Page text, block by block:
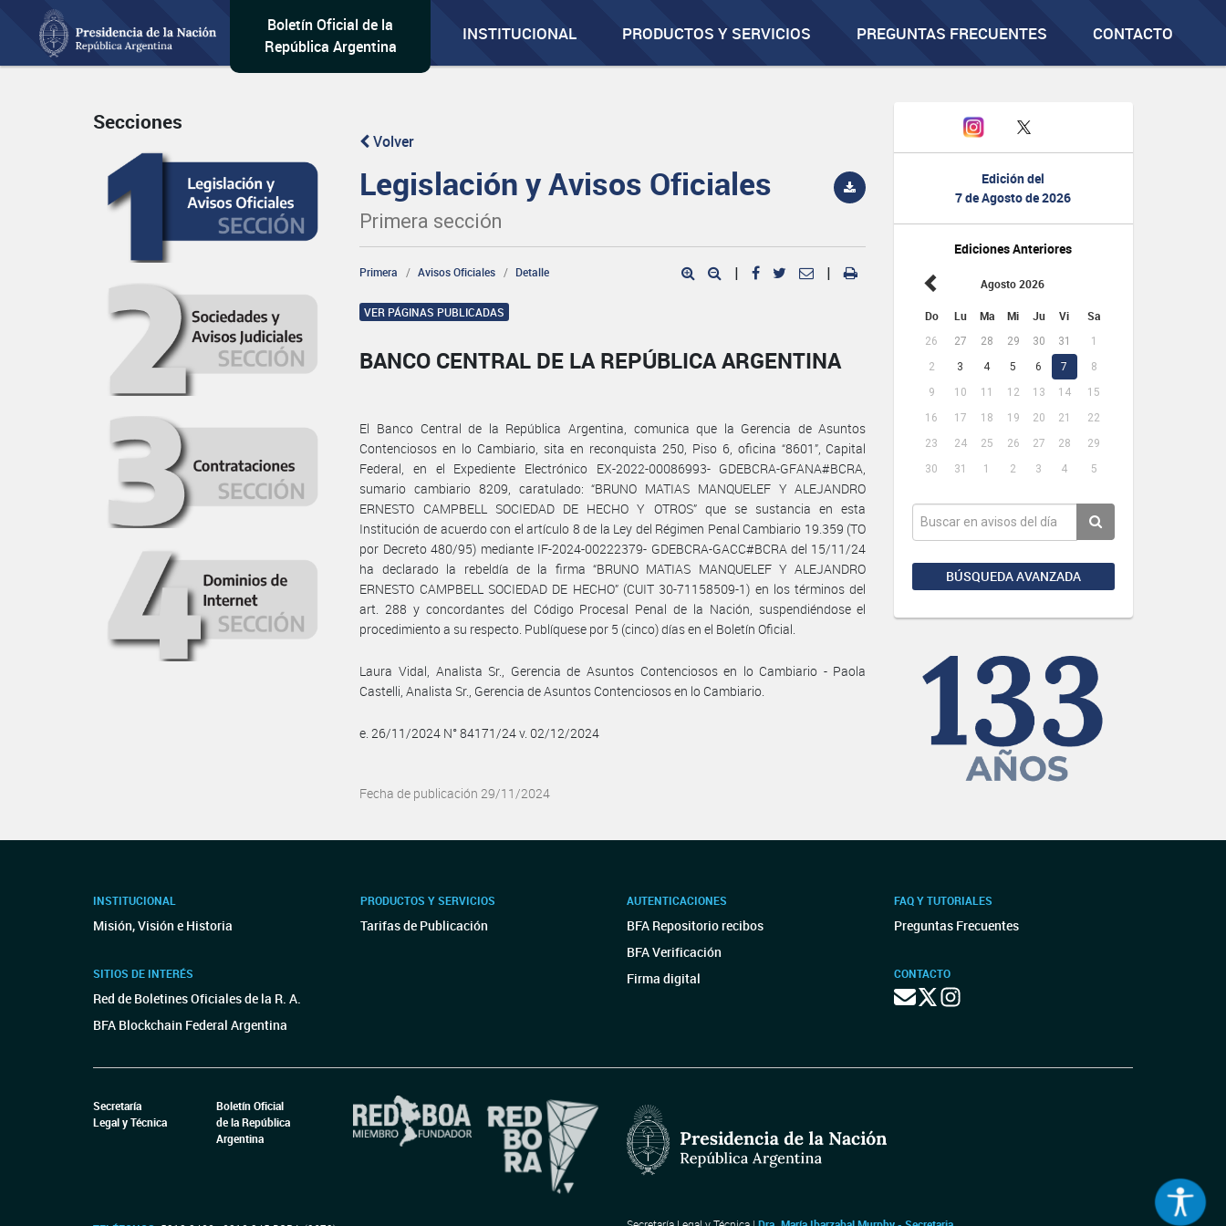
Boletín Oficial de la
República Argentina
INSTITUCIONAL PRODUCTOS Y SERVICIOS PREGUNTAS FRECUENTES CONTACTO
Edición del
7 de Agosto de 2026
Ediciones Anteriores
Agosto 2026
Do Lu Ma Mi Ju Vi Sa
26 27 28 29 30 31
1
2
3 4 5 6 7
8
9
10 11 12 13 14
15
16
17 18 19 20 21
22
23
24 25 26 27 28
29
30
31 1 2 3 4 5
BÚSQUEDA AVANZADA
Secciones
Volver
Legislación y Avisos Oficiales
Primera sección
Primera Avisos Oficiales Detalle | |
VER PÁGINAS PUBLICADAS
BANCO CENTRAL DE LA REPÚBLICA ARGENTINA
El Banco Central de la República Argentina, comunica que la Gerencia de Asuntos
Contenciosos en lo Cambiario, sita en reconquista 250, Piso 6, oficina “8601”, Capital
Federal, en el Expediente Electrónico EX-2022-00086993- GDEBCRA-GFANA#BCRA,
sumario cambiario 8209, caratulado: “BRUNO MATIAS MANQUELEF Y ALEJANDRO
ERNESTO CAMPBELL SOCIEDAD DE HECHO Y OTROS” que se sustancia en esta
Institución de acuerdo con el artículo 8 de la Ley del Régimen Penal Cambiario 19.359 (TO
por Decreto 480/95) mediante IF-2024-00222379- GDEBCRA-GACC#BCRA del 15/11/24
ha declarado la rebeldía de la firma “BRUNO MATIAS MANQUELEF Y ALEJANDRO
ERNESTO CAMPBELL SOCIEDAD DE HECHO” (CUIT 30-71158509-1) en los términos del
art. 288 y concordantes del Código Procesal Penal de la Nación, suspendiéndose el
procedimiento a su respecto. Publíquese por 5 (cinco) días en el Boletín Oficial.
Laura Vidal, Analista Sr., Gerencia de Asuntos Contenciosos en lo Cambiario - Paola
Castelli, Analista Sr., Gerencia de Asuntos Contenciosos en lo Cambiario.
e. 26/11/2024 N° 84171/24 v. 02/12/2024
Fecha de publicación 29/11/2024
INSTITUCIONAL
Misión, Visión e Historia
SITIOS DE INTERÉS
Red de Boletines Oficiales de la R. A.
BFA Blockchain Federal Argentina
PRODUCTOS Y SERVICIOS
Tarifas de Publicación
AUTENTICACIONES
BFA Repositorio recibos
BFA Verificación
Firma digital
FAQ Y TUTORIALES
Preguntas Frecuentes
CONTACTO
Secretaría
Legal y Técnica
Boletín Oficial
de la República
Argentina